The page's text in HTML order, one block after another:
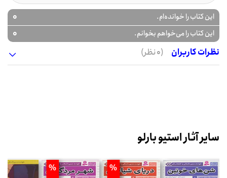
این کتاب را خوانده‌ام. 0
این کتاب را می‌خواهم بخوانم.
0
نظرات کاربران
(0 نظر)
سایر آثار استیو بارلو
%
%
%